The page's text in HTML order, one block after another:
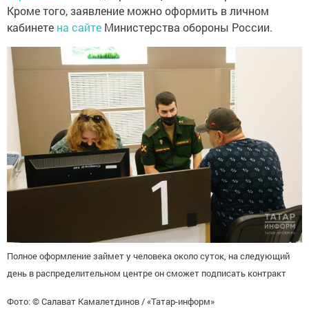
Кроме того, заявление можно оформить в личном
кабинете на сайте Министерства обороны России.
Полное оформление займет у человека около суток, на следующий
день в распределительном центре он сможет подписать контракт
Фото: © Салават Камалетдинов / «Татар-информ»